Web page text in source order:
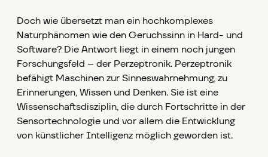
Doch wie übersetzt man ein hochkomplexes
Naturphänomen wie den Geruchssinn in Hard- und
Software? Die Antwort liegt in einem noch jungen
Forschungsfeld – der Perzeptronik. Perzeptronik
befähigt Maschinen zur Sinneswahrnehmung, zu
Erinnerungen, Wissen und Denken. Sie ist eine
Wissenschaftsdisziplin, die durch Fortschritte in der
Sensortechnologie und vor allem die Entwicklung
von künstlicher Intelligenz möglich geworden ist.